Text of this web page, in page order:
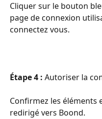
Cliquer sur le bouton
page de connexion
connectez vous.
Étape 4 : Autoriser la
Confirmez les éléments
redirigé vers Boond.